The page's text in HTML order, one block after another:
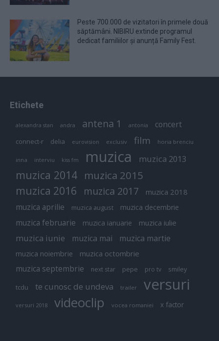
Peste 700.000 de vizitatori în primele două
săptămâni. NIBIRU extinde programul
dedicat familiilor și anunță Family Fest.
Etichete
alexandra stan andra antena 1 antonia concert
connect-r delia eurovision exclusiv film horia brenciu
inna interviu kiss fm muzica muzica 2013
muzica 2014 muzica 2015
muzica 2016 muzica 2017 muzica 2018
muzica aprilie muzica august muzica decembrie
muzica februarie muzica ianuarie muzica iulie
muzica iunie muzica mai muzica martie
muzica noiembrie muzica octombrie
muzica septembrie next star pepe pro tv smiley
tcdu te cunosc de undeva trailer versuri
versuri 2018 videoclip vocea romaniei x factor